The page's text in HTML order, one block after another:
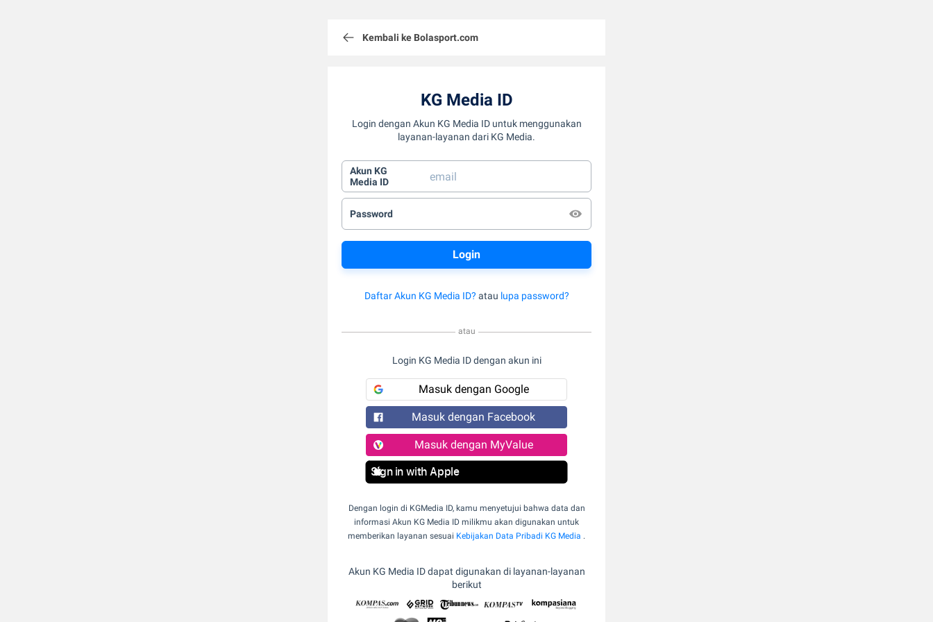
Kembali ke Bolasport.com
KG Media ID
Login dengan Akun KG Media ID untuk menggunakan
layanan-layanan dari KG Media.
Akun KG
Media ID
Password
Daftar Akun KG Media ID? atau lupa password?
atau
Login KG Media ID dengan akun ini
Masuk dengan Google
Masuk dengan Facebook
Masuk dengan MyValue
Sign in with Apple
Dengan login di KGMedia ID, kamu menyetujui bahwa data dan
informasi Akun KG Media ID milikmu akan digunakan untuk
memberikan layanan sesuai Kebijakan Data Pribadi KG Media .
Akun KG Media ID dapat digunakan di layanan-layanan
berikut